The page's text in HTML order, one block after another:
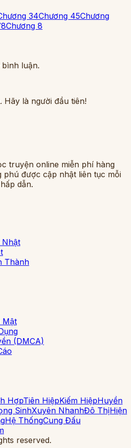
34Chương 45Chương
8Chương 8
luận.
Hãy là người đầu tiên!
truyện online miễn phí hàng
được cập nhật liên tục mỗi
dẫn.
Nhật
Thành
Mật
(DMCA)
HợpTiên HiệpKiếm HiệpHuyền
SinhXuyên NhanhĐô ThịHiện
Hệ ThốngCung Đấu
reserved.